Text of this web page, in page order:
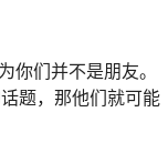
你们并不是朋友。
题，那他们就可能